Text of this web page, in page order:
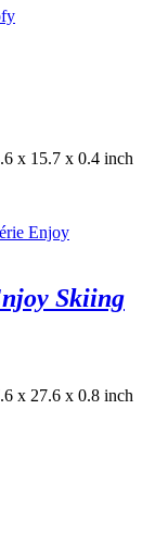
x 15.7 x 0.4 inch
Skiing
x 27.6 x 0.8 inch